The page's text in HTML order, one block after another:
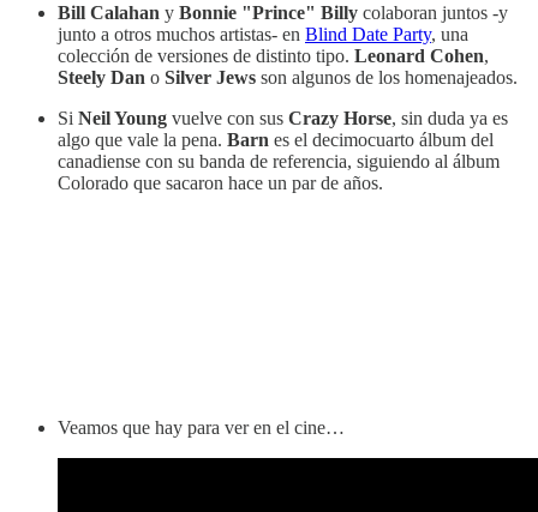
Bill Calahan y Bonnie "Prince" Billy colaboran juntos -y
junto a otros muchos artistas- en Blind Date Party, una
colección de versiones de distinto tipo. Leonard Cohen,
Steely Dan o Silver Jews son algunos de los homenajeados.
Si Neil Young vuelve con sus Crazy Horse, sin duda ya es
algo que vale la pena. Barn es el decimocuarto álbum del
canadiense con su banda de referencia, siguiendo al álbum
Colorado que sacaron hace un par de años.
Veamos que hay para ver en el cine…